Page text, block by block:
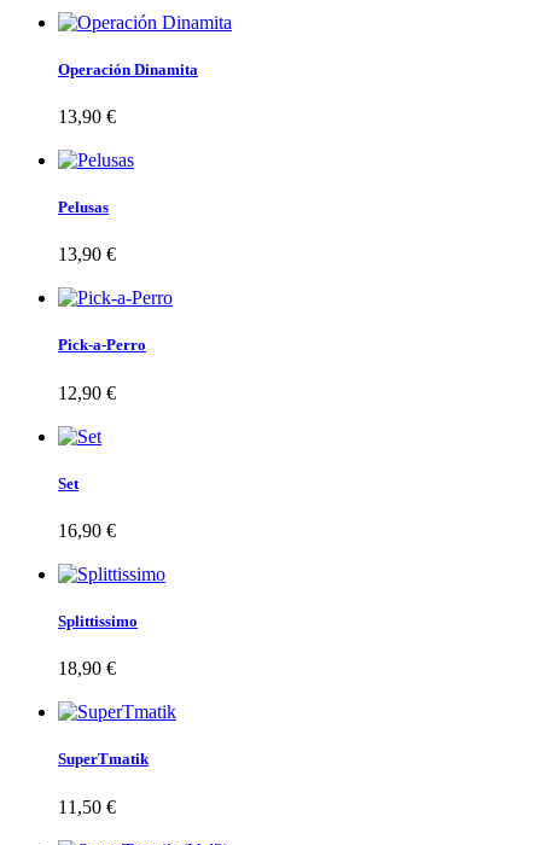
Operación Dinamita
13,90 €
Pelusas
13,90 €
Pick-a-Perro
12,90 €
Set
16,90 €
Splittissimo
18,90 €
SuperTmatik
11,50 €